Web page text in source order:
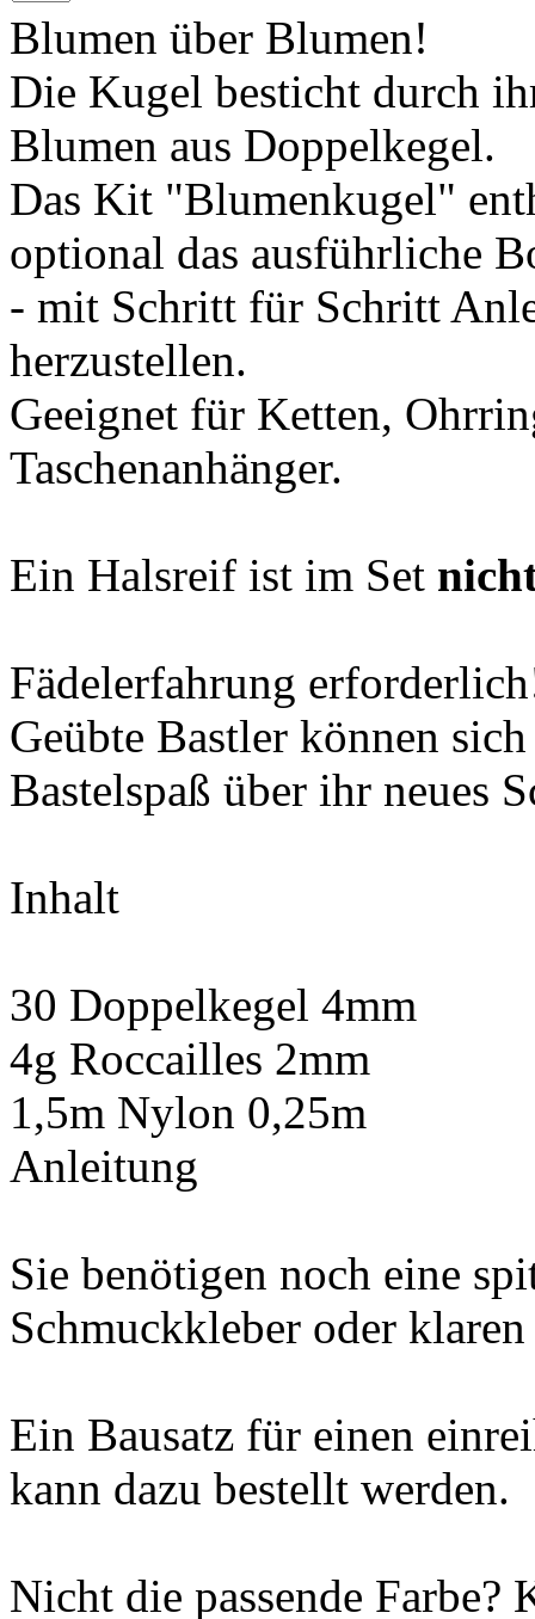
Blumen über Blumen!
Die Kugel besticht durch
Blumen aus Doppelkegel.
Das Kit "Blumenkugel"
optional das ausführliche
- mit Schritt für Schritt
herzustellen.
Geeignet für Ketten,
Taschenanhänger.
Ein Halsreif ist im Set
Fädelerfahrung
Geübte Bastler können
Bastelspaß über ihr neues
Inhalt
30 Doppelkegel 4mm
4g Roccailles 2mm
1,5m Nylon 0,25m
Anleitung
Sie benötigen noch eine
Schmuckkleber oder
Ein Bausatz für einen
kann dazu bestellt werden.
Nicht die passende Farbe?